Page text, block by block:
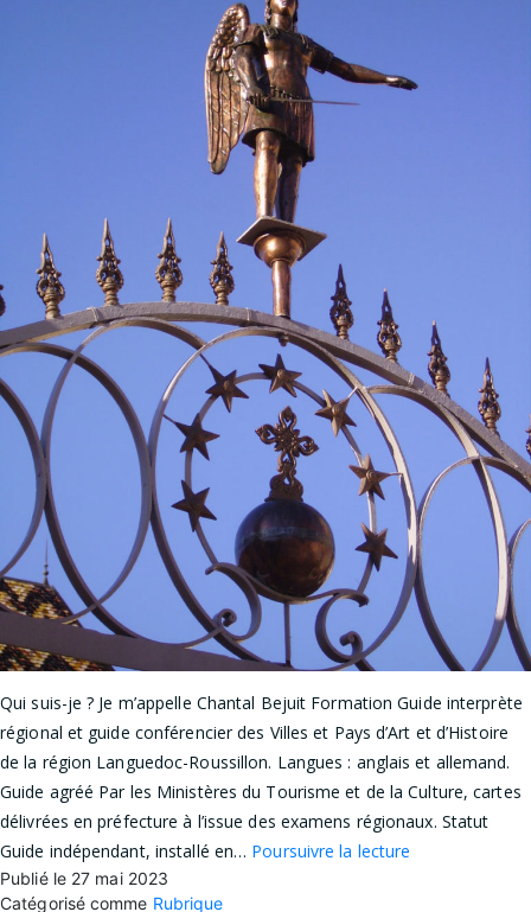
Qui suis-je ? Je m’appelle Chantal Bejuit Formation Guide interprète
régional et guide conférencier des Villes et Pays d’Art et d’Histoire
de la région Languedoc-Roussillon. Langues : anglais et allemand.
Guide agréé Par les Ministères du Tourisme et de la Culture, cartes
délivrées en préfecture à l’issue des examens régionaux. Statut
Guide indépendant, installé en… Poursuivre la lecture
Publié le 27 mai 2023
Catégorisé comme Rubrique